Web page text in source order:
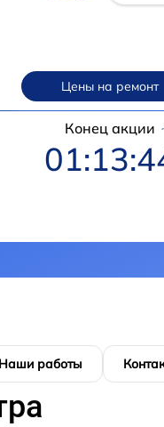
Цены на ремонт
Конец акции
Наши работы